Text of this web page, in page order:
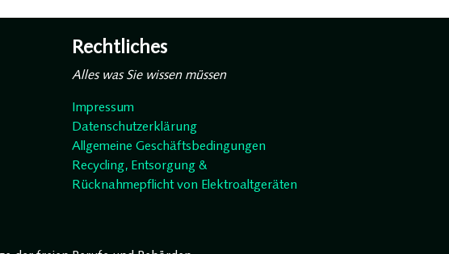
Rechtliches
Alles was Sie wissen müssen
Impressum
Datenschutzerklärung
Allgemeine Geschäftsbedingungen
Recycling, Entsorgung &
Rücknahmepflicht von Elektroaltgeräten